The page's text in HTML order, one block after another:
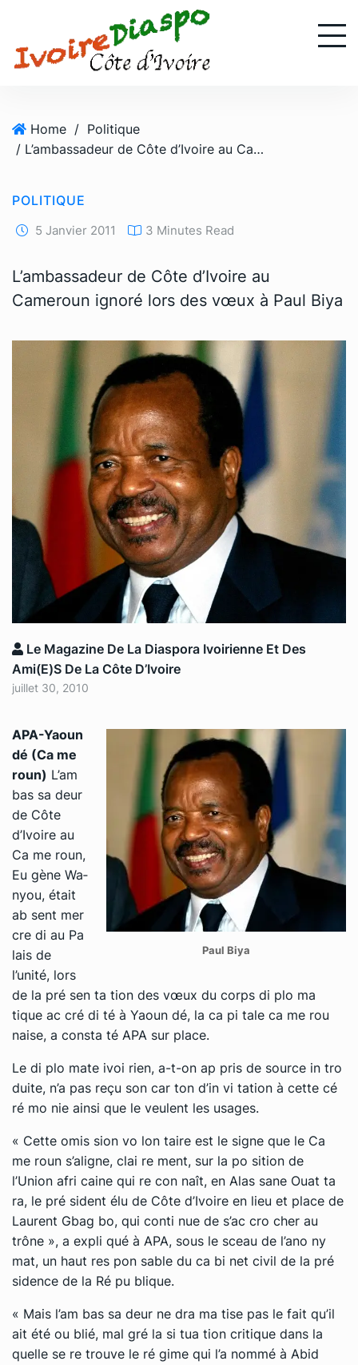
Home / Politique
/ L’ambassadeur de Côte d’Ivoire au Cameroun ignoré lors des vœux à Paul Biya
POLITIQUE
5 Janvier 2011 3 Minutes Read
L’ambassadeur de Côte d’Ivoire au
Cameroun ignoré lors des vœux à Paul Biya
Le Magazine De La Diaspora Ivoirienne Et Des
Ami(e)s De La Côte D’Ivoire
juillet 30, 2010
Paul Biya
APA-​Yaoun
dé (Ca me
roun) L’am
bas sa deur
de Côte
d’Ivoire au
Ca me roun,
Eu gène Wa­
nyou, était
ab sent mer
cre di au Pa
lais de
l’unité, lors
de la pré sen ta tion des vœux du corps di plo ma
tique ac cré di té à Yaoun dé, la ca pi tale ca me rou
naise, a consta té APA sur place.
Le di plo mate ivoi rien, a-​t-​on ap pris de source in tro
duite, n’a pas reçu son car ton d’in vi ta­tion à cette cé
ré mo nie ainsi que le veulent les usages.
« Cette omis sion vo lon taire est le signe que le Ca
me roun s’aligne, clai re ment, sur la po si­tion de
l’Union afri caine qui re con naît, en Alas sane Ouat ta
ra, le pré sident élu de Côte d’Ivoire en lieu et place de
Laurent Gbag bo, qui conti nue de s’ac cro cher au
trône », a ex­pli qué à APA, sous le sceau de l’ano ny
mat, un haut res pon sable du ca bi net civil de la pré
si­dence de la Ré pu blique.
« Mais l’am bas sa deur ne dra ma tise pas le fait qu’il
ait été ou blié, mal gré la si tua tion cri­tique dans la
quelle se re trouve le ré gime qui l’a nommé à Abid